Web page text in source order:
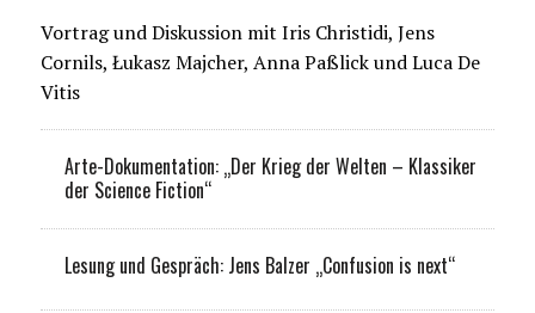
Vortrag und Diskussion mit Iris Christidi, Jens
Cornils, Łukasz Majcher, Anna Paßlick und Luca De
Vitis
Arte-Dokumentation: „Der Krieg der Welten – Klassiker
der Science Fiction“
Lesung und Gespräch: Jens Balzer „Confusion is next“